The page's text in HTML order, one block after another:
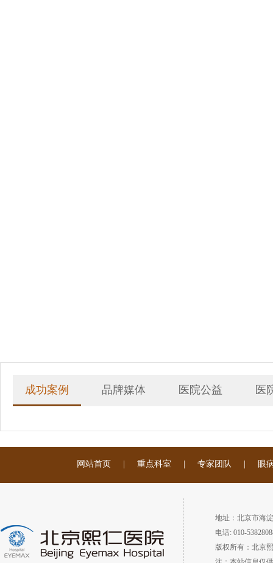
成功案例 品牌媒体 医院公益 医
网站首页 | 重点科室 | 专家团队 | 眼
地址：北京市海
电话: 010-
版权所有：北京